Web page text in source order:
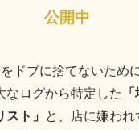
公開中
ドブに捨てないために
なログから特定した
ト」
と、店に嫌わ